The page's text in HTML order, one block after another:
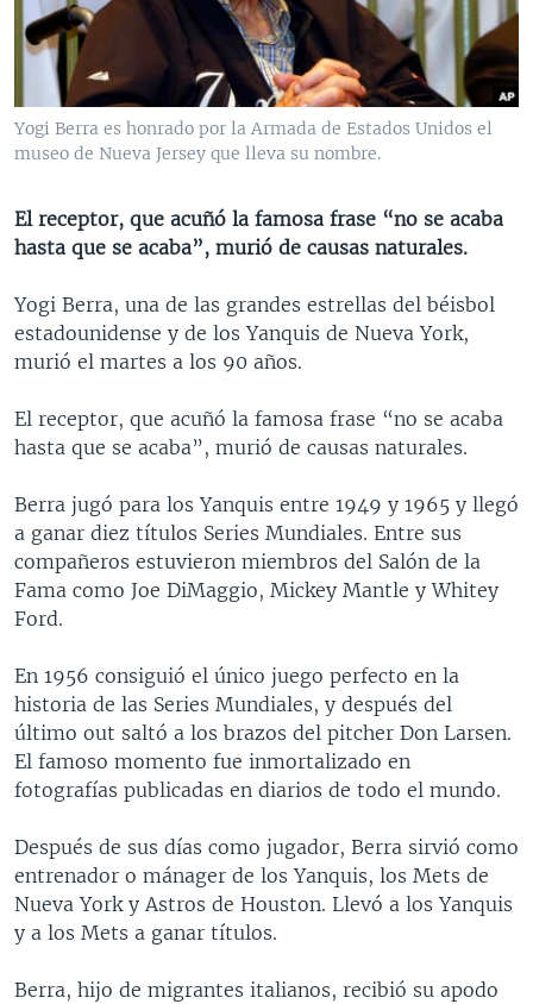
VENEZUELA
BRASIL
NICARAGUA
ECONOMÍA
ENTRETENIMIENTO Y CULTURA
TECNOLOGÍA
DEPORTES
MULTIMEDIA
VIDEOS
FOTOGRAFÍA
AUDIOS
PROGRAMAS TV
EL MUNDO AL DÍA
FORO INTERAMERICANO
LAS CLAVES
RADIO
AVANCE INFORMATIVO
BUENOS DÍAS AMÉRICA
EL MUNDO AL DÍA [RADIO]
FORO [RADIO]
DEPORTIVO INTERNACIONAL
NOTA ECONÓMICA
ENTRETENIMIENTO
DIRECT
Learning English
SÍGANOS
Idiomas
Yogi Berra es honrado por la Armada de Estados Unidos el
museo de Nueva Jersey que lleva su nombre.
El receptor, que acuñó la famosa frase “no se acaba
hasta que se acaba”, murió de causas naturales.
Yogi Berra, una de las grandes estrellas del béisbol
estadounidense y de los Yanquis de Nueva York,
murió el martes a los 90 años.
El receptor, que acuñó la famosa frase “no se acaba
hasta que se acaba”, murió de causas naturales.
Berra jugó para los Yanquis entre 1949 y 1965 y llegó
a ganar diez títulos Series Mundiales. Entre sus
compañeros estuvieron miembros del Salón de la
Fama como Joe DiMaggio, Mickey Mantle y Whitey
Ford.
En 1956 consiguió el único juego perfecto en la
historia de las Series Mundiales, y después del
último out saltó a los brazos del pitcher Don Larsen.
El famoso momento fue inmortalizado en
fotografías publicadas en diarios de todo el mundo.
Después de sus días como jugador, Berra sirvió como
entrenador o mánager de los Yanquis, los Mets de
Nueva York y Astros de Houston. Llevó a los Yanquis
y a los Mets a ganar títulos.
Berra, hijo de migrantes italianos, recibió su apodo